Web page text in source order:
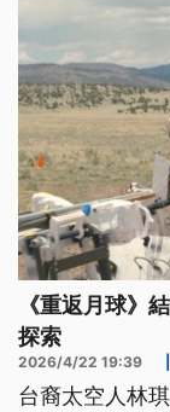
都由人類取材
《重返月球》
探索
2026/4/22 19:39
台裔太空人林